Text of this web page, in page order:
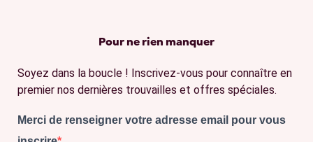
Pour ne rien manquer
Soyez dans la boucle ! Inscrivez-vous pour connaître en
premier nos dernières trouvailles et offres spéciales.
Merci de renseigner votre adresse email pour vous